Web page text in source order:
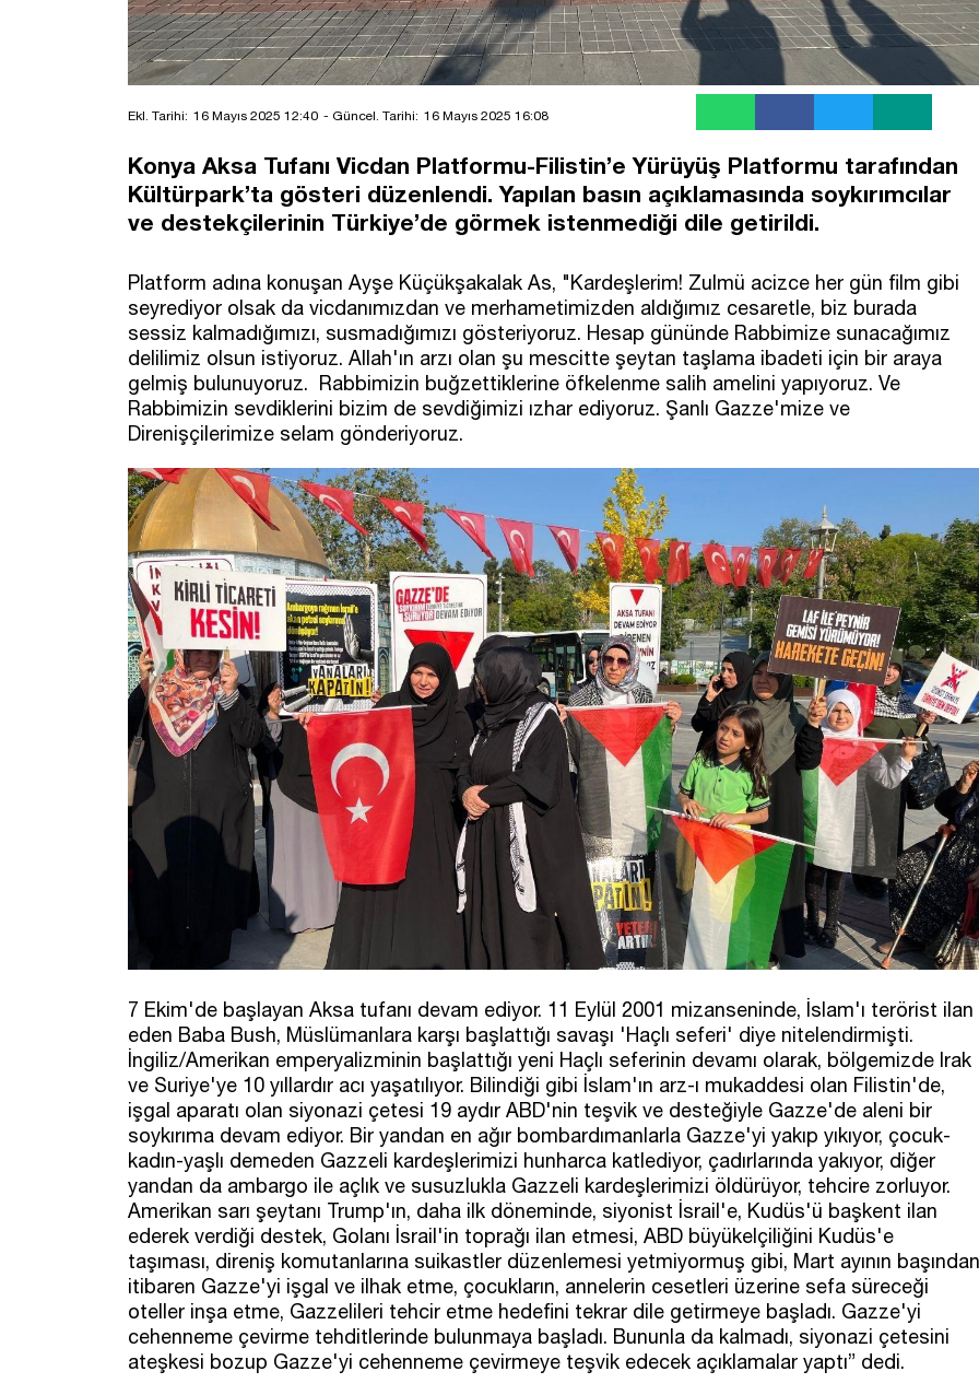
Ekl. Tarihi: 16 Mayıs 2025 12:40 - Güncel. Tarihi: 16 Mayıs 2025 16:08
Konya Aksa Tufanı Vicdan Platformu-Filistin’e Yürüyüş Platformu tarafından
Kültürpark’ta gösteri düzenlendi. Yapılan basın açıklamasında soykırımcılar
ve destekçilerinin Türkiye’de görmek istenmediği dile getirildi.
Platform adına konuşan Ayşe Küçükşakalak As, "Kardeşlerim! Zulmü acizce her gün film gibi
seyrediyor olsak da vicdanımızdan ve merhametimizden aldığımız cesaretle, biz burada
sessiz kalmadığımızı, susmadığımızı gösteriyoruz. Hesap gününde Rabbimize sunacağımız
delilimiz olsun istiyoruz. Allah'ın arzı olan şu mescitte şeytan taşlama ibadeti için bir araya
gelmiş bulunuyoruz. Rabbimizin buğzettiklerine öfkelenme salih amelini yapıyoruz. Ve
Rabbimizin sevdiklerini bizim de sevdiğimizi ızhar ediyoruz. Şanlı Gazze'mize ve
Direnişçilerimize selam gönderiyoruz.
7 Ekim'de başlayan Aksa tufanı devam ediyor. 11 Eylül 2001 mizanseninde, İslam'ı terörist ilan
eden Baba Bush, Müslümanlara karşı başlattığı savaşı 'Haçlı seferi' diye nitelendirmişti.
İngiliz/Amerikan emperyalizminin başlattığı yeni Haçlı seferinin devamı olarak, bölgemizde Irak
ve Suriye'ye 10 yıllardır acı yaşatılıyor. Bilindiği gibi İslam'ın arz-ı mukaddesi olan Filistin'de,
işgal aparatı olan siyonazi çetesi 19 aydır ABD'nin teşvik ve desteğiyle Gazze'de aleni bir
soykırıma devam ediyor. Bir yandan en ağır bombardımanlarla Gazze'yi yakıp yıkıyor, çocuk-
kadın-yaşlı demeden Gazzeli kardeşlerimizi hunharca katlediyor, çadırlarında yakıyor, diğer
yandan da ambargo ile açlık ve susuzlukla Gazzeli kardeşlerimizi öldürüyor, tehcire zorluyor.
Amerikan sarı şeytanı Trump'ın, daha ilk döneminde, siyonist İsrail'e, Kudüs'ü başkent ilan
ederek verdiği destek, Golanı İsrail'in toprağı ilan etmesi, ABD büyükelçiliğini Kudüs'e
taşıması, direniş komutanlarına suikastler düzenlemesi yetmiyormuş gibi, Mart ayının başından
itibaren Gazze'yi işgal ve ilhak etme, çocukların, annelerin cesetleri üzerine sefa süreceği
oteller inşa etme, Gazzelileri tehcir etme hedefini tekrar dile getirmeye başladı. Gazze'yi
cehenneme çevirme tehditlerinde bulunmaya başladı. Bununla da kalmadı, siyonazi çetesini
ateşkesi bozup Gazze'yi cehenneme çevirmeye teşvik edecek açıklamalar yaptı” dedi.